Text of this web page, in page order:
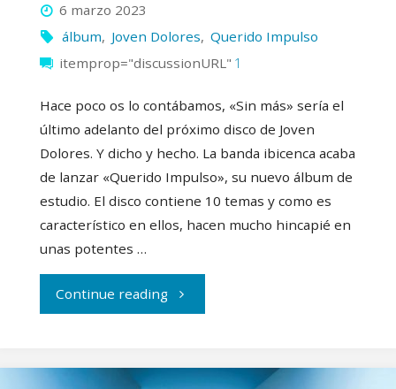
6 marzo 2023
álbum, Joven Dolores, Querido Impulso
itemprop="discussionURL" 1
Hace poco os lo contábamos, «Sin más» sería el
último adelanto del próximo disco de Joven
Dolores. Y dicho y hecho. La banda ibicenca acaba
de lanzar «Querido Impulso», su nuevo álbum de
estudio. El disco contiene 10 temas y como es
característico en ellos, hacen mucho hincapié en
unas potentes …
Continue reading"Joven
publican